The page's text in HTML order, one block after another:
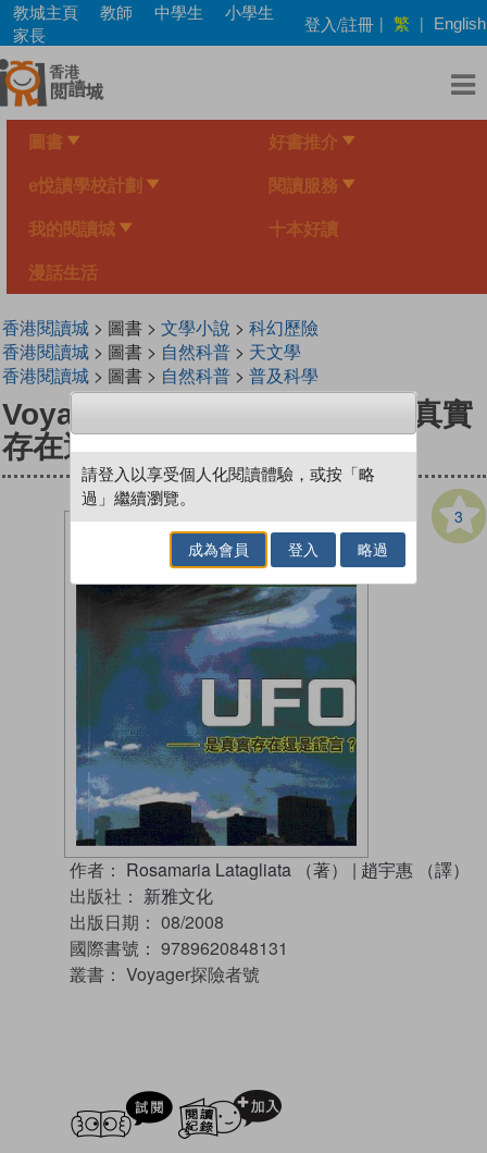
Skip
main
content
教城主頁 教師 中學生
小學生
家長
登入/註冊 | 繁 | English
圖書 好書推介
e悅讀學校計劃 閱讀服務
我的閱讀城 十本好讀
漫話生活
香港閱讀城> 圖書 > 文學小說 > 科幻歷險
香港閱讀城> 圖書 > 自然科普> 天文學
香港閱讀城> 圖書 > 自然科普> 普及科學
Voyager探險者號：UFO──是真實
存在還是謊言？
3
作者： Rosamaria Latagliata （著） | 趙宇惠 （譯）
出版社： 新雅文化
出版日期： 08/2008
國際書號： 9789620848131
叢書： Voyager探險者號
試閲
請登入以享受個人化閱讀體驗，或按「略
過」繼續瀏覽。
成為會員 登入 略過